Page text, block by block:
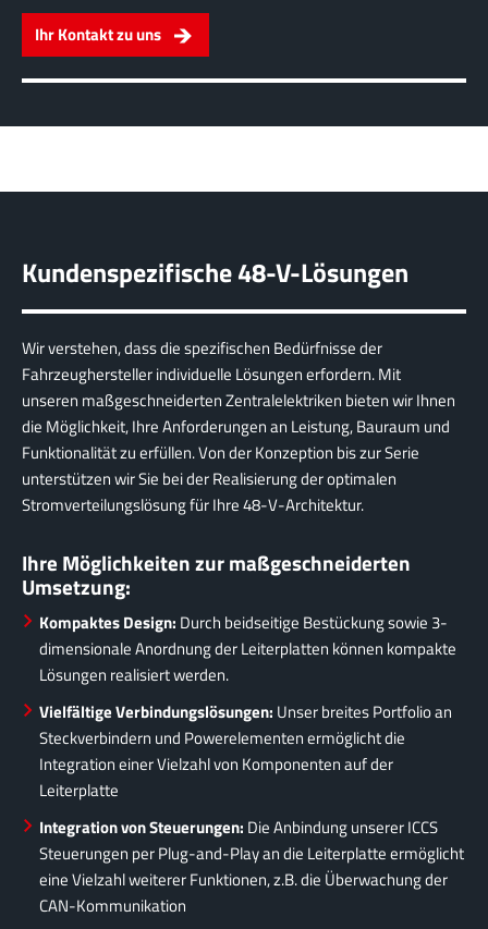
Ihr Kontakt zu uns
Kundenspezifische 48-V-Lösungen
Wir verstehen, dass die spezifischen Bedürfnisse der
Fahrzeughersteller individuelle Lösungen erfordern. Mit
unseren maßgeschneiderten Zentralelektriken bieten wir Ihnen
die Möglichkeit, Ihre Anforderungen an Leistung, Bauraum und
Funktionalität zu erfüllen. Von der Konzeption bis zur Serie
unterstützen wir Sie bei der Realisierung der optimalen
Stromverteilungslösung für Ihre 48-V-Architektur.
Ihre Möglichkeiten zur maßgeschneiderten
Umsetzung:
Kompaktes Design: Durch beidseitige Bestückung sowie 3-
dimensionale Anordnung der Leiterplatten können kompakte
Lösungen realisiert werden.
Vielfältige Verbindungslösungen: Unser breites Portfolio an
Steckverbindern und Powerelementen ermöglicht die
Integration einer Vielzahl von Komponenten auf der
Leiterplatte
Integration von Steuerungen: Die Anbindung unserer ICCS
Steuerungen per Plug-and-Play an die Leiterplatte ermöglicht
eine Vielzahl weiterer Funktionen, z.B. die Überwachung der
CAN-Kommunikation